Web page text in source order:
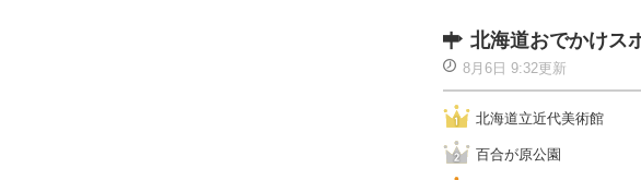
北海道おでかけス
8月6日 9:32更新
北海道立近代美術館
百合が原公園